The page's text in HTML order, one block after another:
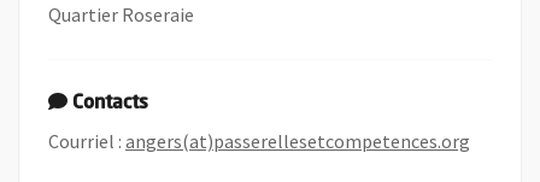
Quartier Roseraie
Contacts
Courriel : angers(at)passerellesetcompetences.org